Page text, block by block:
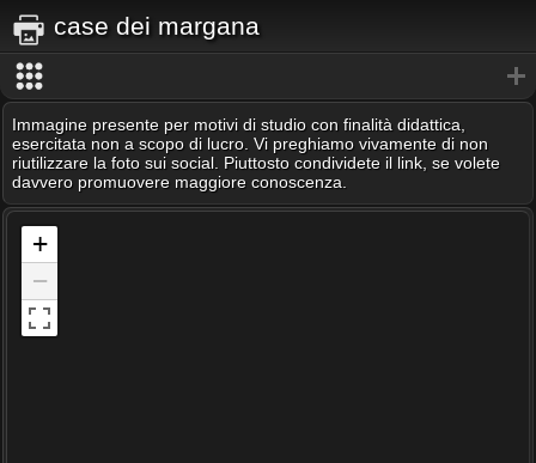
case dei margana
Immagine presente per motivi di studio con finalità didattica,
esercitata non a scopo di lucro. Vi preghiamo vivamente di non
riutilizzare la foto sui social. Piuttosto condividete il link, se volete
davvero promuovere maggiore conoscenza.
+
−